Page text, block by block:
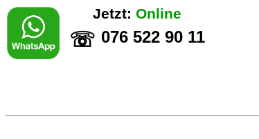
Jetzt: Online
☏ 076 522 90 11